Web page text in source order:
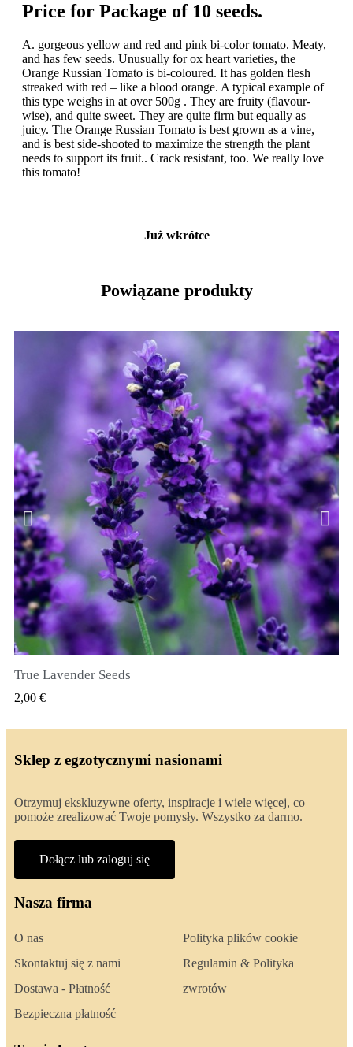
Price for Package of 10 seeds.
A. gorgeous yellow and red and pink bi-color tomato. Meaty,
and has few seeds. Unusually for ox heart varieties, the
Orange Russian Tomato is bi-coloured. It has golden flesh
streaked with red – like a blood orange. A typical example of
this type weighs in at over 500g . They are fruity (flavour-
wise), and quite sweet. They are quite firm but equally as
juicy. The Orange Russian Tomato is best grown as a vine,
and is best side-shooted to maximize the strength the plant
needs to support its fruit.. Crack resistant, too. We really love
this tomato!
Już wkrótce
Powiązane produkty
SZYBKI PODGLĄD
True Lavender Seeds
2,00 €
Sklep z egzotycznymi nasionami
Otrzymuj ekskluzywne oferty, inspiracje i wiele więcej, co
pomoże zrealizować Twoje pomysły. Wszystko za darmo.
Dołącz lub zaloguj się
Nasza firma
O nas
Skontaktuj się z nami
Dostawa - Płatność
Bezpieczna płatność
Polityka plików cookie
Regulamin & Polityka
zwrotów